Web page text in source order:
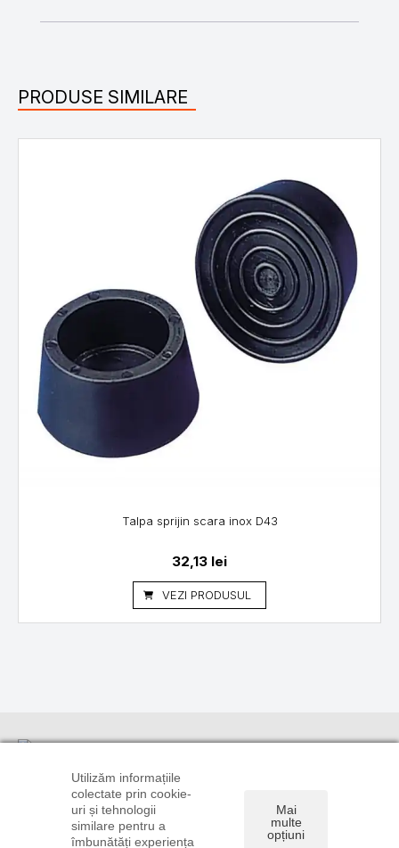
PRODUSE SIMILARE
Talpa sprijin scara inox D43
32,13 lei
VEZI PRODUSUL
0720 106
0722 585
Informații
TRANSPORT
ȘI PLATĂ
POLITICA DE
CONFIDENȚIALITATE
Suport
Linkuri utile
COMENZI
Utilizăm informațiile
colectate prin cookie-
uri și tehnologii
similare pentru a
îmbunătăți experiența
Mai
multe
opțiuni